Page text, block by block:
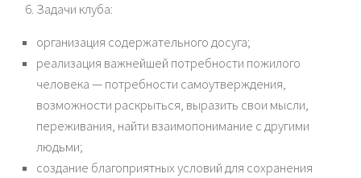
Задачи клуба:
организация содержательного досуга;
реализация важнейшей потребности пожилого
человека — потребности самоутверждения,
возможности раскрыться, выразить свои мысли,
переживания, найти взаимопонимание с другими
людьми;
создание благоприятных условий для сохранения